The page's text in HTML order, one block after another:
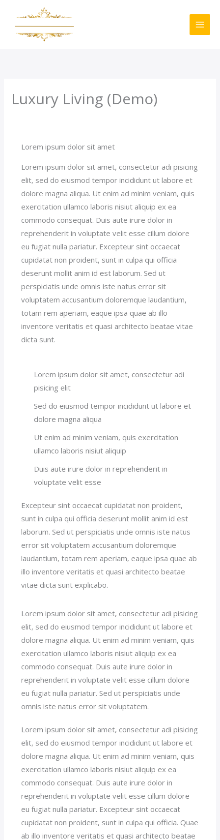
content
Luxury Living (Demo)
Lorem ipsum dolor sit amet
Lorem ipsum dolor sit amet, consectetur adi pisicing
elit, sed do eiusmod tempor incididunt ut labore et
dolore magna aliqua. Ut enim ad minim veniam, quis
exercitation ullamco laboris nisiut aliquip ex ea
commodo consequat. Duis aute irure dolor in
reprehenderit in voluptate velit esse cillum dolore
eu fugiat nulla pariatur. Excepteur sint occaecat
cupidatat non proident, sunt in culpa qui officia
deserunt mollit anim id est laborum. Sed ut
perspiciatis unde omnis iste natus error sit
voluptatem accusantium doloremque laudantium,
totam rem aperiam, eaque ipsa quae ab illo
inventore veritatis et quasi architecto beatae vitae
dicta sunt.
Lorem ipsum dolor sit amet, consectetur adi
pisicing elit
Sed do eiusmod tempor incididunt ut labore et
dolore magna aliqua
Ut enim ad minim veniam, quis exercitation
ullamco laboris nisiut aliquip
Duis aute irure dolor in reprehenderit in
voluptate velit esse
Excepteur sint occaecat cupidatat non proident,
sunt in culpa qui officia deserunt mollit anim id est
laborum. Sed ut perspiciatis unde omnis iste natus
error sit voluptatem accusantium doloremque
laudantium, totam rem aperiam, eaque ipsa quae ab
illo inventore veritatis et quasi architecto beatae
vitae dicta sunt explicabo.
Lorem ipsum dolor sit amet, consectetur adi pisicing
elit, sed do eiusmod tempor incididunt ut labore et
dolore magna aliqua. Ut enim ad minim veniam, quis
exercitation ullamco laboris nisiut aliquip ex ea
commodo consequat. Duis aute irure dolor in
reprehenderit in voluptate velit esse cillum dolore
eu fugiat nulla pariatur. Sed ut perspiciatis unde
omnis iste natus error sit voluptatem.
Lorem ipsum dolor sit amet, consectetur adi pisicing
elit, sed do eiusmod tempor incididunt ut labore et
dolore magna aliqua. Ut enim ad minim veniam, quis
exercitation ullamco laboris nisiut aliquip ex ea
commodo consequat. Duis aute irure dolor in
reprehenderit in voluptate velit esse cillum dolore
eu fugiat nulla pariatur. Excepteur sint occaecat
cupidatat non proident, sunt in culpa qui officia. Quae
ab illo inventore veritatis et quasi architecto beatae